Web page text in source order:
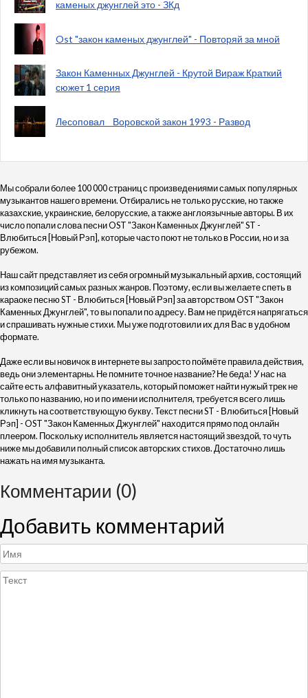
каменых джунглей это - ЗКд
Ost "закон каменых джунглей" - Повторяй за мной
Закон Каменных Джунглей - Крутой Вираж Краткий
сюжет 1 серия
Лесоповал _ Воровской закон 1993 - Развод
Мы собрали более 100 000 страниц с произведениями самых популярных
музыкантов нашего времени. Отбирались не только русские, но также
казахские, украинские, белорусские, а также англоязычные авторы. В их
число попали слова песни OST "Закон Каменных Джунглей" ST -
Влюбиться [Новый Рэп], которые часто поют не только в России, но и за
рубежом.
Наш сайт представляет из себя огромный музыкальный архив, состоящий
из композиций самых разных жанров. Поэтому, если вы желаете спеть в
караоке песню ST - Влюбиться [Новый Рэп] за авторством OST "Закон
Каменных Джунглей", то вы попали по адресу. Вам не придётся напрягаться
и спрашивать нужные стихи. Мы уже подготовили их для Вас в удобном
формате.
Даже если вы новичок в интернете вы запросто поймёте правила действия,
ведь они элементарны. Не помните точное название? Не беда! У нас на
сайте есть алфавитный указатель, который поможет найти нужый трек не
только по названию, но и по имени исполнителя, требуется всего лишь
кликнуть на соответствующую букву. Текст песни ST - Влюбиться [Новый
Рэп] - OST "Закон Каменных Джунглей" находится прямо под онлайн
плеером. Поскольку исполнитель является настоящий звездой, то чуть
ниже мы добавили полный список авторских стихов. Достаточно лишь
нажать на имя музыканта.
Комментарии (0)
Добавить комментарий